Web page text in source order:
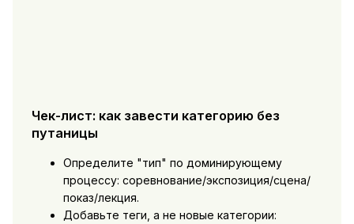
Чек-лист: как завести категорию без
путаницы
Определите "тип" по доминирующему
процессу: соревнование/экспозиция/сцена/
показ/лекция.
Добавьте теги, а не новые категории: